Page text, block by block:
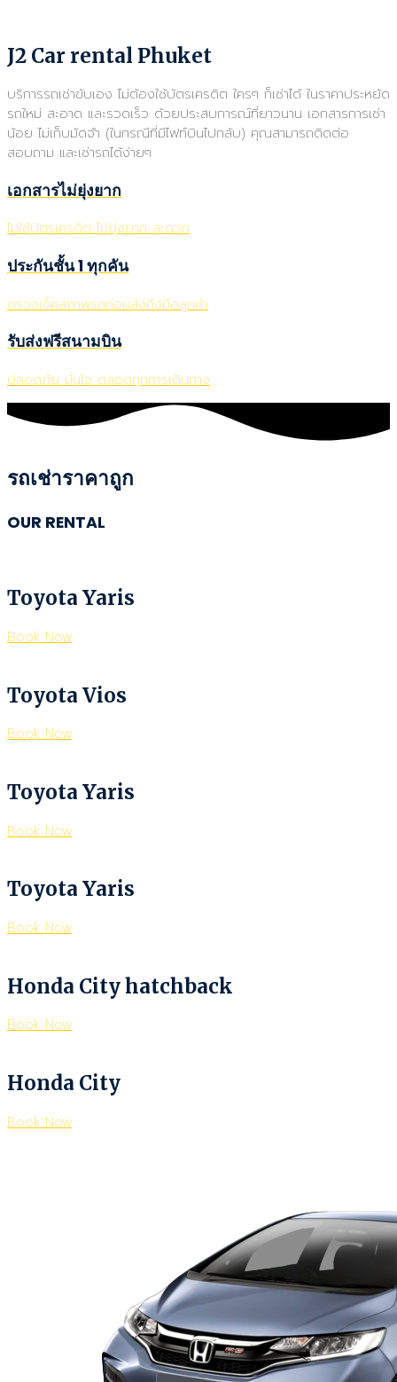
J2 Car rental Phuket
บริการรถเช่าขับเอง ไม่ต้องใช้บัตรเครดิต ใครๆ ก็เช่าได้ ในราคาประหยัด
รถใหม่ สะอาด และรวดเร็ว ด้วยประสบการณ์ที่ยาวนาน เอกสารการเช่า
น้อย ไม่เก็บมัดจำ (ในกรณีที่มีไฟท์บินไปกลับ) คุณสามารถติดต่อ
สอบถาม และเช่ารถได้ง่ายๆ
เอกสารไม่ยุ่งยาก
ไม่ใช้บัตรเครดิต ไม่ยุ่งยาก สะดวก
ประกันชั้น 1 ทุกคัน
ตรวจเช็คสภาพรถก่อนส่งถึงมือลูกค้า
รับส่งฟรีสนามบิน
ปลอดภัย มั่นใจ ตลอดทุกการเดินทาง
รถเช่าราคาถูก
OUR RENTAL
Toyota Yaris
Book Now
Toyota Vios
Book Now
Toyota Yaris
Book Now
Toyota Yaris
Book Now
Honda City hatchback
Book Now
Honda City
Book Now